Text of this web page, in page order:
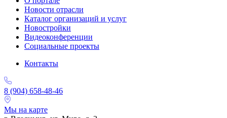
Новости отрасли
Каталог организаций и услуг
Новостройки
Видеоконференции
Социальные проекты
Контакты
8 (904) 658-48-46
Мы на карте